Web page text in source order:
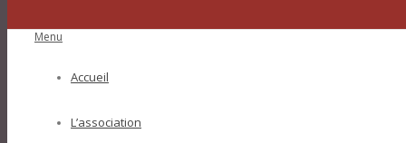
Menu
Accueil
L’association